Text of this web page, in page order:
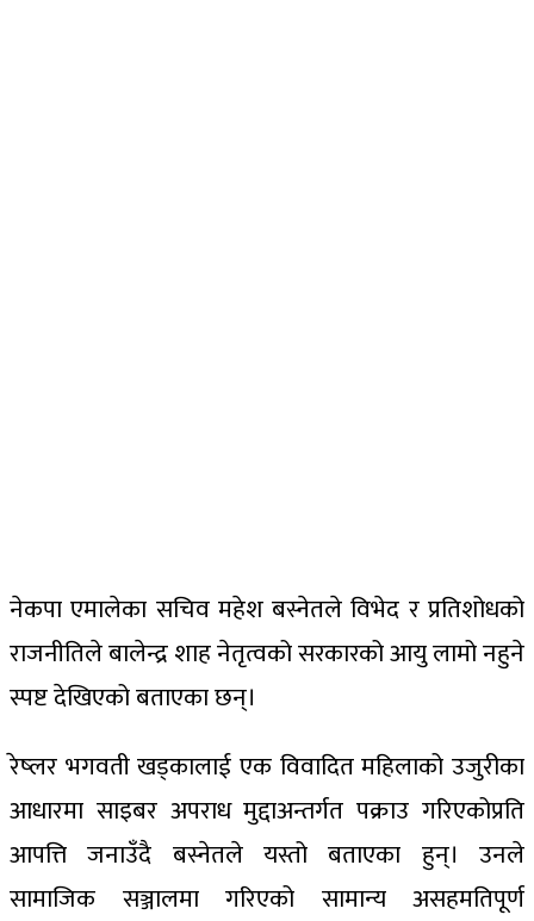
नेकपा एमालेका सचिव महेश बस्नेतले विभेद र प्रतिशोधको
राजनीतिले बालेन्द्र शाह नेतृत्वको सरकारको आयु लामो नहुने
स्पष्ट देखिएको बताएका छन्।
रेष्लर भगवती खड्कालाई एक विवादित महिलाको उजुरीका
आधारमा साइबर अपराध मुद्दाअन्तर्गत पक्राउ गरिएकोप्रति
आपत्ति जनाउँदै बस्नेतले यस्तो बताएका हुन्। उनले
सामाजिक सञ्जालमा गरिएको सामान्य असहमतिपूर्ण